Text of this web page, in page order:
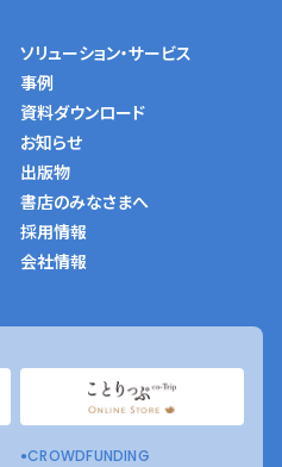
ソリューション・サービス
事例
資料ダウンロード
お知らせ
出版物
書店のみなさまへ
採用情報
会社情報
CROWDFUNDING